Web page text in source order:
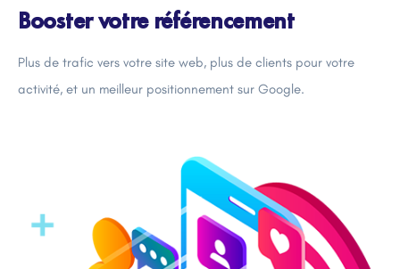
Booster votre référencement
Plus de trafic vers votre site web, plus de clients pour votre
activité, et un meilleur positionnement sur Google.